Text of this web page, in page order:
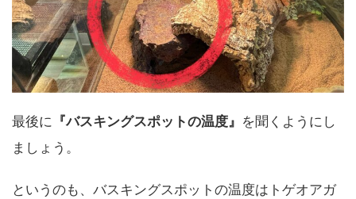
最後に 『バスキングスポットの温度』 を聞くようにし
ましょう。
というのも、バスキングスポットの温度はトゲオアガ